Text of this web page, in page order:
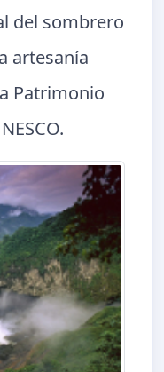
del sombrero
artesanía
Patrimonio